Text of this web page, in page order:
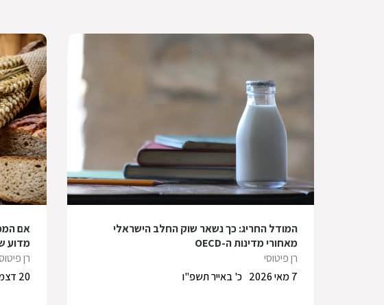
המודל החריג: כך נשאר שוק החלב הישראלי
מאחורי מדינות ה-OECD
רן פיטוסי
כ' באייר תשפ"ו
7 מאי 2026
אם
מדוע
רן
20 דצמבר 2025